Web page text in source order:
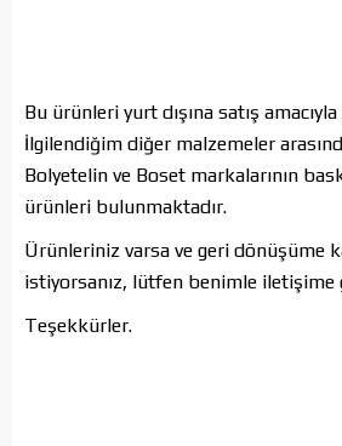
Bu ürünleri yurt dışına satış
İlgilendiğim diğer malzemeler
Bolyetelin ve Boset markalarının
ürünleri bulunmaktadır.
Ürünleriniz varsa ve geri dönüşüme
istiyorsanız, lütfen benimle iletişime
Teşekkürler.